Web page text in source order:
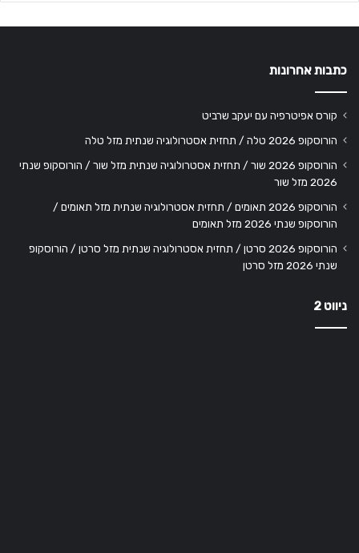
כתבות אחרונות
קורס אפיטרפיה עם יעקב שרביט
הורוסקופ 2026 טלה / תחזית אסטרולוגיה שנתית מזל טלה
הורוסקופ 2026 שור / תחזית אסטרולוגיה שנתית מזל שור / הורוסקופ שנתי
2026 מזל שור
הורוסקופ 2026 תאומים / תחזית אסטרולוגיה שנתית מזל תאומים /
הורוסקופ שנתי 2026 מזל תאומים
הורוסקופ 2026 סרטן / תחזית אסטרולוגיה שנתית מזל סרטן / הורוסקופ
שנתי 2026 מזל סרטן
ניווט 2